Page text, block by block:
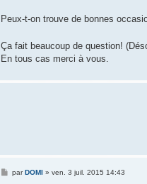
Peux-t-on trouve de bonnes
Ça fait beaucoup de question!
En tous cas merci à vous.
MparDOMI» ven. 3 juil. 2015 14:43